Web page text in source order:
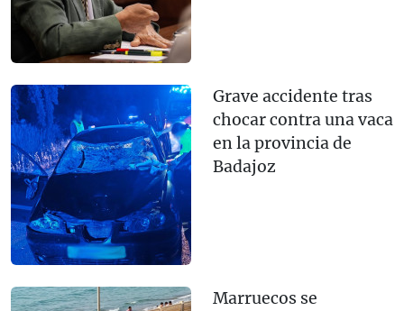
Grave accidente tras
chocar contra una vaca
en la provincia de
Badajoz
Marruecos se